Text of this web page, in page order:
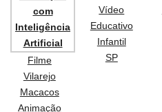
Filme
Vilarejo
Macacos
Animação
Vídeo
Educativo
Infantil
SP